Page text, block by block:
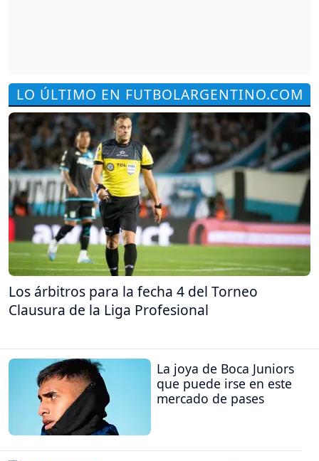
LO ÚLTIMO EN FUTBOLARGENTINO.COM
Los árbitros para la fecha 4 del Torneo
Clausura de la Liga Profesional
La joya de Boca Juniors
que puede irse en este
mercado de pases